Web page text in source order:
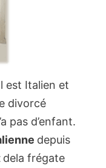
est Italien et
divorcé
pas d’enfant.
depuis
dela frégate